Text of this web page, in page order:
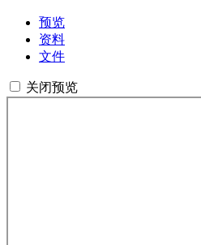
预览
资料
文件
关闭预览